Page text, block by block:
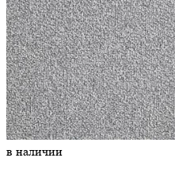
в наличии